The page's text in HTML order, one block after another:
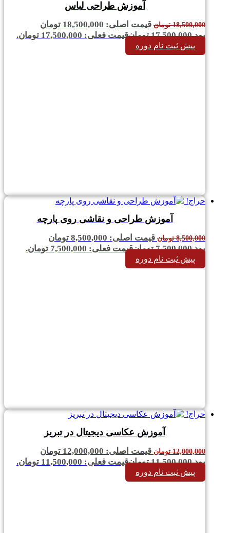
آموزش طراحی لباس
18,500,000 تومان
قیمت اصلی: 18,500,000 تومان
بود.17,500,000 تومانقیمت فعلی: 17,500,000 تومان.
پیش ثبت نام دوره
حراج!
آموزش طراحی و نقاشی روی پارچه
8,500,000 تومان
قیمت اصلی: 8,500,000 تومان
بود.7,500,000 تومانقیمت فعلی: 7,500,000 تومان.
پیش ثبت نام دوره
حراج!
آموزش عکاسی دیجیتال در تبریز
12,000,000 تومان
قیمت اصلی: 12,000,000 تومان
بود.11,500,000 تومانقیمت فعلی: 11,500,000 تومان.
پیش ثبت نام دوره